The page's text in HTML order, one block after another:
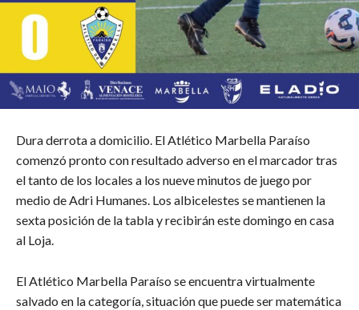
Dura derrota a domicilio. El Atlético Marbella Paraíso
comenzó pronto con resultado adverso en el marcador tras
el tanto de los locales a los nueve minutos de juego por
medio de Adri Humanes. Los albicelestes se mantienen la
sexta posición de la tabla y recibirán este domingo en casa
al Loja.
El Atlético Marbella Paraíso se encuentra virtualmente
salvado en la categoría, situación que puede ser matemática